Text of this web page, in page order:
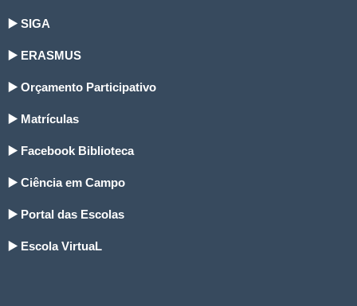
▶️ SIGA
▶️ ERASMUS
▶️ Orçamento Participativo
▶️ Matrículas
▶️ Facebook Biblioteca
▶️ Ciência em Campo
▶️ Portal das Escolas
▶️ Escola VirtuaL